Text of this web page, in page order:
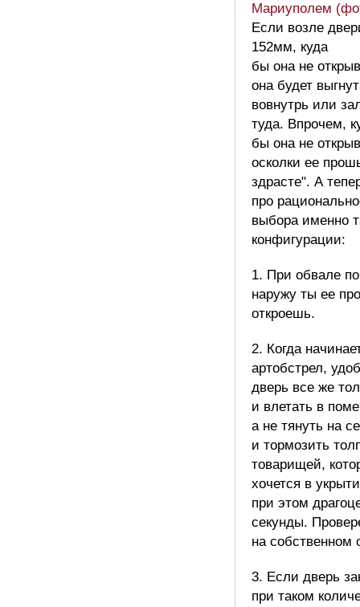
Мариуполем
Если возле
152мм, куда
бы она не
она будет
вовнутрь или
туда. Впрочем,
бы она не
осколки ее
здрасте". А
про
выбора именно
конфигурации:
1. При обвале
наружу ты ее
откроешь.
2. Когда
артобстрел,
дверь все же
и влетать в
а не тянуть на
и тормозить
товарищей,
хочется в
при этом
секунды.
на собственном
3. Если дверь
при таком